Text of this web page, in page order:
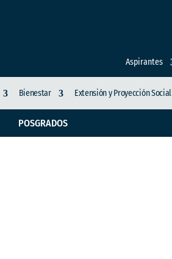
Aspirantes
Bienestar Extensión y Proyección Social
POSGRADOS